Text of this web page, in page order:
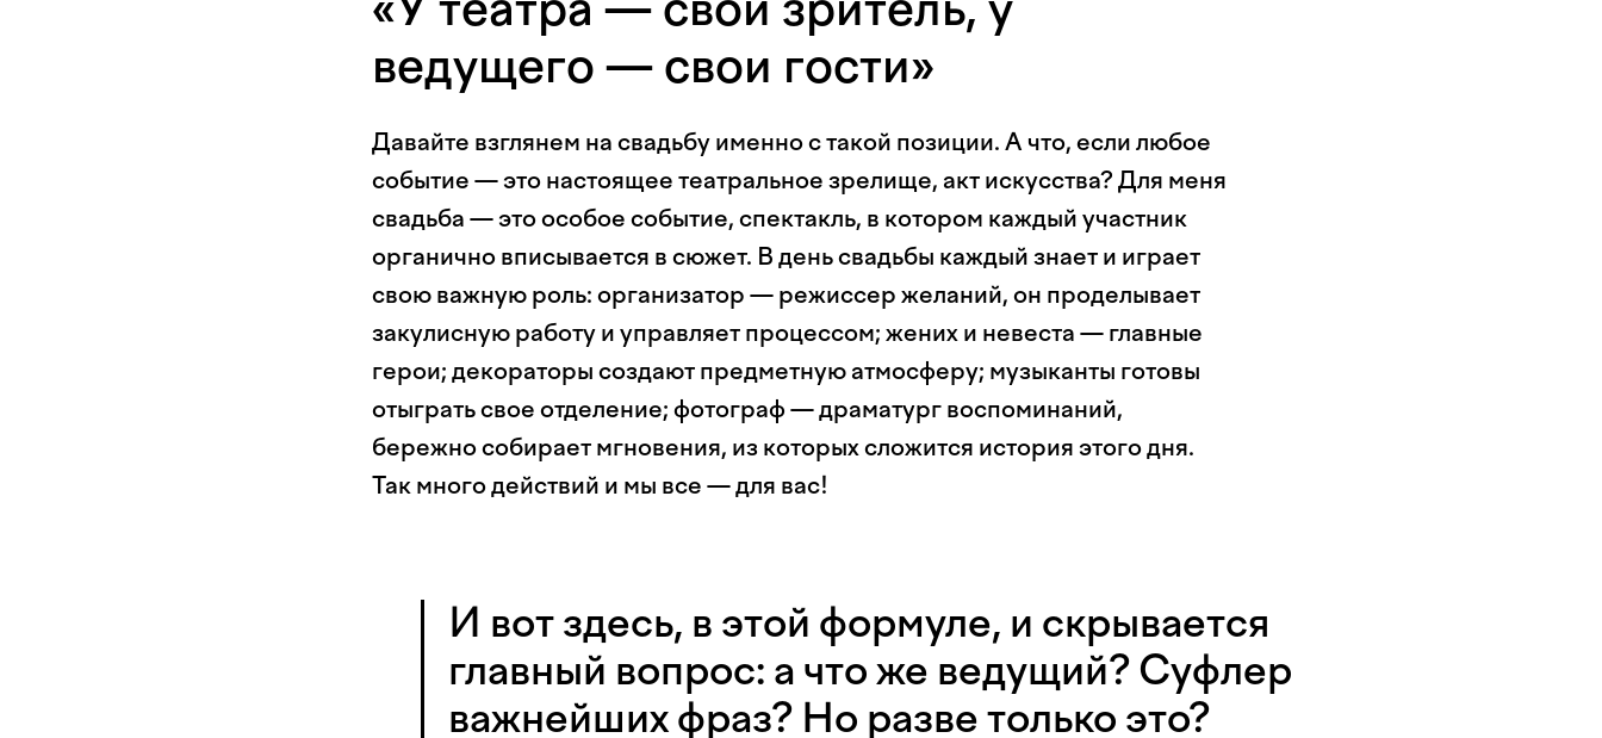
ведущего — свои гости»
Давайте взглянем на свадьбу именно с такой позиции. А что, если любое
событие — это настоящее театральное зрелище, акт искусства? Для меня
свадьба — это особое событие, спектакль, в котором каждый участник
органично вписывается в сюжет. В день свадьбы каждый знает и играет
свою важную роль: организатор — режиссер желаний, он проделывает
закулисную работу и управляет процессом; жених и невеста — главные
герои; декораторы создают предметную атмосферу; музыканты готовы
отыграть свое отделение; фотограф — драматург воспоминаний,
бережно собирает мгновения, из которых сложится история этого дня.
Так много действий и мы все — для вас!
И вот здесь, в этой формуле, и скрывается
главный вопрос: а что же ведущий? Суфлер
важнейших фраз? Но разве только это?